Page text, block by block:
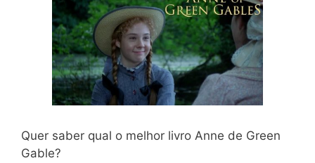
Quer saber qual o melhor livro Anne de Green
Gable?